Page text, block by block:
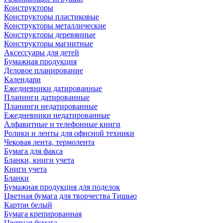
Конструкторы
Конструкторы пластиковые
Конструкторы металлические
Конструкторы деревянные
Конструкторы магнитные
Аксессуары для детей
Бумажная продукция
Деловое планирование
Календари
Ежедневники датированные
Планинги датированные
Планинги недатированные
Ежедневники недатированные
Алфавитные и телефонные книги
Ролики и ленты для офисной техники
Чековая лента, термолента
Бумага для факса
Бланки, книги учета
Книги учета
Бланки
Бумажная продукция для поделок
Цветная бумага для творчества Тишью
Картон белый
Бумага крепированная